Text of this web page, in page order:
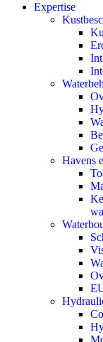
Expertise
Havens